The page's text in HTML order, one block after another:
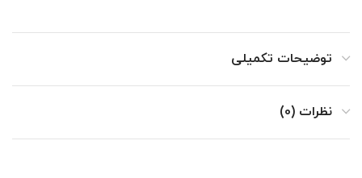
توضیحات تکمیلی
نظرات (0)